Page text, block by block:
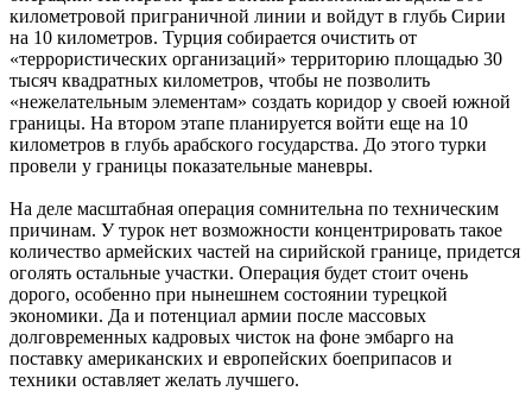
километровой приграничной линии и войдут в глубь Сирии
на 10 километров. Турция собирается очистить от
«террористических организаций» территорию площадью 30
тысяч квадратных километров, чтобы не позволить
«нежелательным элементам» создать коридор у своей южной
границы. На втором этапе планируется войти еще на 10
километров в глубь арабского государства. До этого турки
провели у границы показательные маневры.
На деле масштабная операция сомнительна по техническим
причинам. У турок нет возможности концентрировать такое
количество армейских частей на сирийской границе, придется
оголять остальные участки. Операция будет стоит очень
дорого, особенно при нынешнем состоянии турецкой
экономики. Да и потенциал армии после массовых
долговременных кадровых чисток на фоне эмбарго на
поставку американских и европейских боеприпасов и
техники оставляет желать лучшего.